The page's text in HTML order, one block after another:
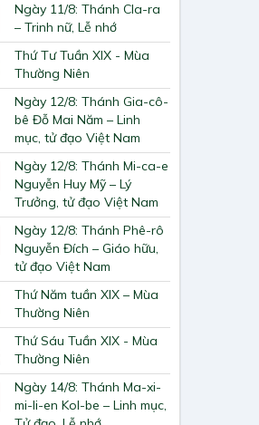
Ngày 11/8: Thánh Cla-ra
– Trinh nữ, Lễ nhớ
Thứ Tư Tuần XIX - Mùa
Thường Niên
Ngày 12/8: Thánh Gia-cô-
bê Đỗ Mai Năm – Linh
mục, tử đạo Việt Nam
Ngày 12/8: Thánh Mi-ca-e
Nguyễn Huy Mỹ – Lý
Trưởng, tử đạo Việt Nam
Ngày 12/8: Thánh Phê-rô
Nguyễn Đích – Giáo hữu,
tử đạo Việt Nam
Thứ Năm tuần XIX – Mùa
Thường Niên
Thứ Sáu Tuần XIX - Mùa
Thường Niên
Ngày 14/8: Thánh Ma-xi-
mi-li-en Kol-be – Linh mục,